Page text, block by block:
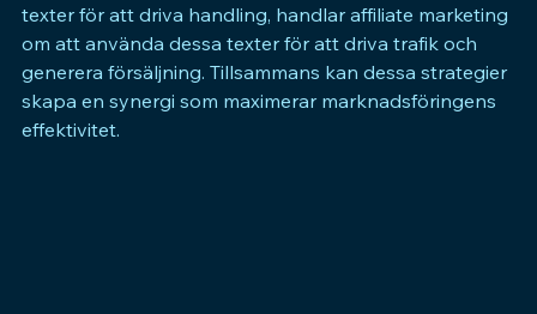
texter för att driva handling, handlar affiliate marketing
om att använda dessa texter för att driva trafik och
generera försäljning. Tillsammans kan dessa strategier
skapa en synergi som maximerar marknadsföringens
effektivitet.